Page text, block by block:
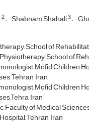
2 Shabnam Shahali3
School of
School of
Mofid Children
Tehran, Iran
Mofid Children
Iran
of Medical
Tehran, Iran